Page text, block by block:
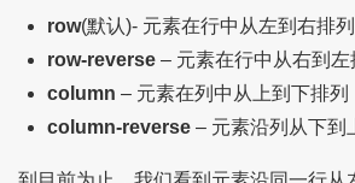
row(默认)- 元素在行中从左到右排列
row-reverse– 元素在行中从右到左
column – 元素在列中从上到下排列
column-reverse– 元素沿列从下到